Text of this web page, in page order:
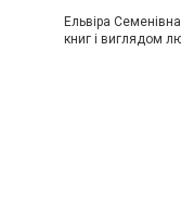
Ельвіра
книг і виглядом